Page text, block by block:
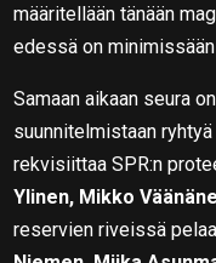
määritellään tänään
edessä on
Samaan aikaan seura
suunnitelmistaan
rekvisiittaa SPR:n
Ylinen, Mikko
reservien riveissä